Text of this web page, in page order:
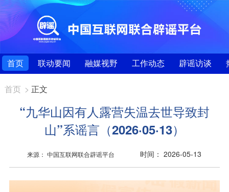
首页 联动要闻 融媒视野 工作动态 辟谣访谈
首页 > 正文
“九华山因有人露营失温去世导致封
山”系谣言（2026·05·13）
来源： 中国互联网联合辟谣平台 时间： 2026-05-13